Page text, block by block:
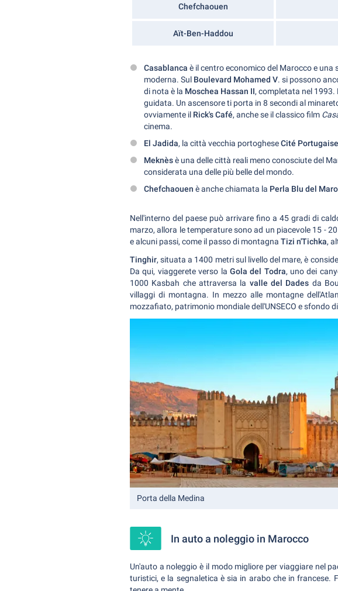
Chefchaouen
Aït-Ben-Haddou
Casablanca è il centro economico del Marocco e
moderna. Sul Boulevard Mohamed V. si possono
di nota è la Moschea Hassan II, completata nel
guidata. Un ascensore ti porta in 8 secondi al
ovviamente il Rick's Café, anche se il classico film
cinema.
El Jadida, la città vecchia portogheseCité Portugaise
Meknèsè una delle città reali meno conosciute del
considerata una delle più belle del mondo.
Chefchaouen è anche chiamata la Perla Blu del
Nell'interno del paese può arrivare fino a 45 gradi di
marzo, allora le temperature sono ad un piacevole 15 -
e alcuni passi, come il passo di montagna Tizi n'Tichka,
Tinghir, situata a 1400 metri sul livello del mare, è
Da qui, viaggerete verso la Gola del Todra, uno dei
1000 Kasbah che attraversa la valle del Dades da
villaggi di montagna. In mezzo alle montagne
mozzafiato, patrimonio mondiale dell'UNSECO e sfondo
Porta della Medina
In auto a noleggio in Marocco
Un'auto a noleggio è il modo migliore per viaggiare nel
turistici, e la segnaletica è sia in arabo che in francese.